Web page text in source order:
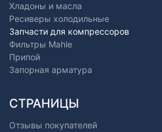
Хладоны и масла
Ресиверы холодильные
Запчасти для компрессоров
Фильтры Mahle
Припой
Запорная арматура
СТРАНИЦЫ
Отзывы покупателей